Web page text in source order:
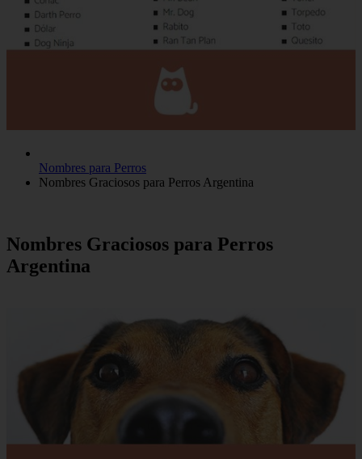
Nombres para Perros
Nombres Graciosos para Perros Argentina
Nombres Graciosos para Perros
Argentina